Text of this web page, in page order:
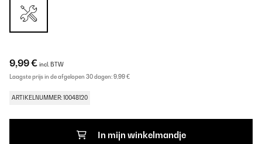
9,99 € incl. BTW
Laagste prijs in de afgelopen 30 dagen:9,99 €
ARTIKELNUMMER: 10048120
In mijn winkelmandje